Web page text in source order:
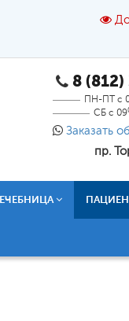
Брайль Звук
8
ПН-ПТ с
СБ с 09
Заказать
пр.